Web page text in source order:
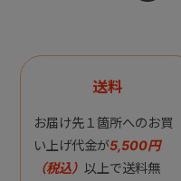
送料
お届け先１箇所へのお買
い上げ代金が5,500円
（税込） 以上で送料無